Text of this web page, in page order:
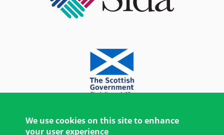
We use cookies on this site to enhance
your user experience